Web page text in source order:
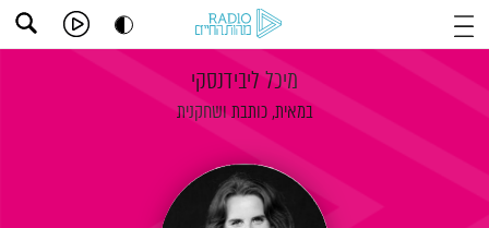
מיכל ליבידנסקי
במאית, כותבת ושחקנית